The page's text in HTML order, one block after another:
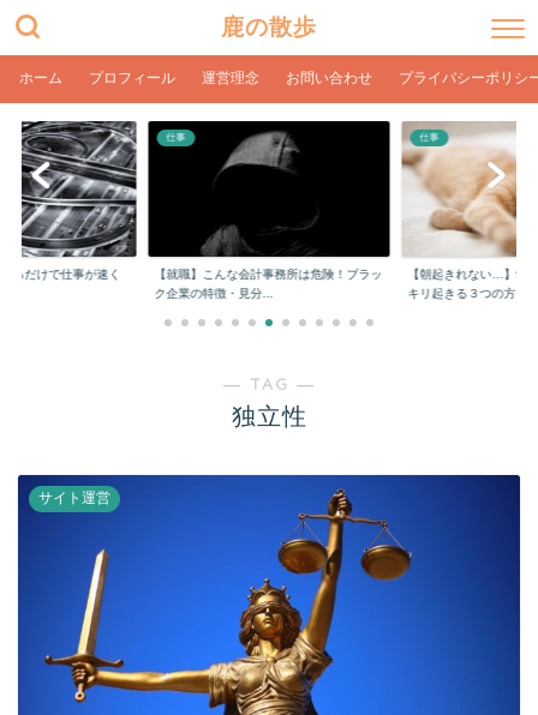
鹿の散歩
ホーム プロフィール 運営理念 お問い合わせ プライバシーポリシ
るだけで仕事が速く
仕事
【就職】こんな会計事務所は危険！ブラッ
ク企業の特徴・見分...
仕事
【朝起きれない…】学
キリ起きる３つの方...
― TAG ―
独立性
サイト運営